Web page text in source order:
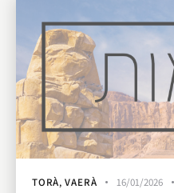
TORÀ,VAERÀ 16/01/2026